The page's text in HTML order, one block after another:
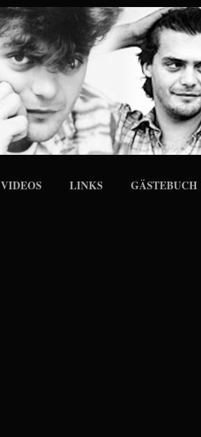
VIDEOS LINKS GÄSTEBUCH